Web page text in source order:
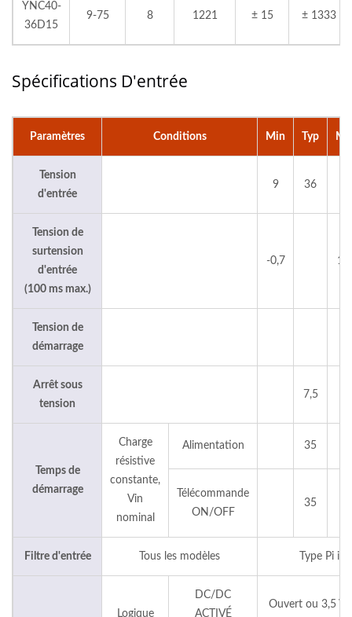
YNC40-
36D15
9-75 8 1221 ± 15 ± 1333
Spécifications D'entrée
Paramètres Conditions Min Typ
Tension
d'entrée
9 36
Tension de
surtension
d'entrée
(100 ms max.)
-0,7
Tension de
démarrage
Arrêt sous
tension
7,5
Temps de
démarrage
Charge
résistive
constante,
Vin
nominal
Alimentation 35
Télécommande
ON/OFF
35
Filtre d'entrée Tous les modèles Type Pi
Logique
DC/DC
ACTIVÉ
Ouvert ou 3,5